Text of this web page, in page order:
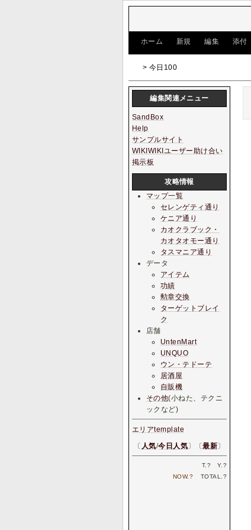
ホーム 新規 編集 添付
> 今日100
編集関連メニュー
SandBox
Help
サンプルサイト
WIKIWIKIユーザー助け合い
掲示板
攻略情報
マップ一覧
セレンゲティ通り
ケニア通り
カオクラブック・
カオタオモー通り
タスマニア通り
データ
アイテム
功績
勲章交換
ターゲットブレイ
ク
店舗
UntenMart
UNQUO
ウン・テドーテ
居酒屋
自販機
その他(小ねた、テクニ
ックなど)
エリアtemplate
〔 人気/今日人気〕〔最新〕
T. ? Y. ?
NOW.? TOTAL. ?